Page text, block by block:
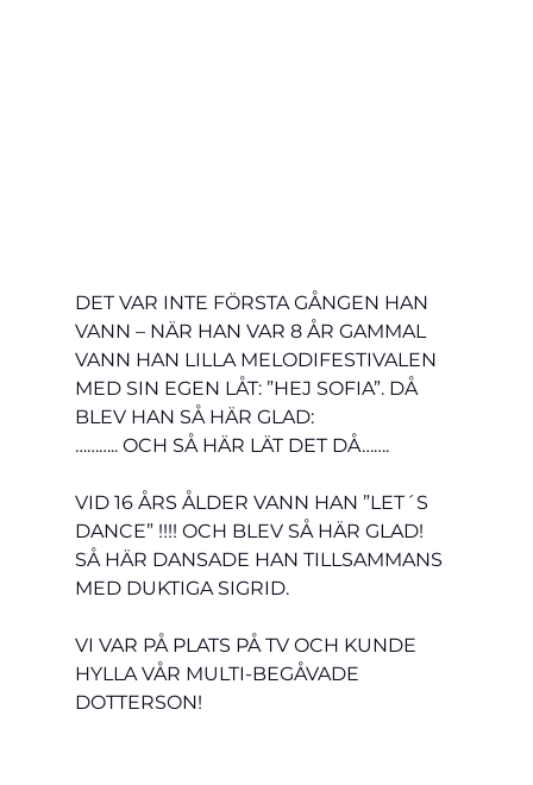
DET VAR INTE FÖRSTA GÅNGEN HAN
VANN – NÄR HAN VAR 8 ÅR GAMMAL
VANN HAN LILLA MELODIFESTIVALEN
MED SIN EGEN LÅT: ”HEJ SOFIA”. DÅ
BLEV HAN SÅ HÄR GLAD:
……….. OCH SÅ HÄR LÄT DET DÅ…….
VID 16 ÅRS ÅLDER VANN HAN ”LET´S
DANCE” !!!! OCH BLEV SÅ HÄR GLAD!
SÅ HÄR DANSADE HAN TILLSAMMANS
MED DUKTIGA SIGRID.
VI VAR PÅ PLATS PÅ TV OCH KUNDE
HYLLA VÅR MULTI-BEGÅVADE
DOTTERSON!